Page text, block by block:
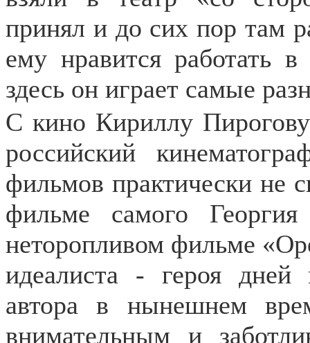
принял и до сих пор там
ему нравится работать
здесь он играет самые
С кино Кириллу
российский
фильмов практически не
фильме самого
неторопливом фильме
идеалиста - героя
автора в нынешнем
внимательным и